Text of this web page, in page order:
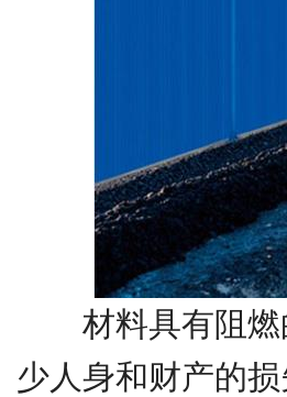
材料具有阻燃
少人身和财产的损